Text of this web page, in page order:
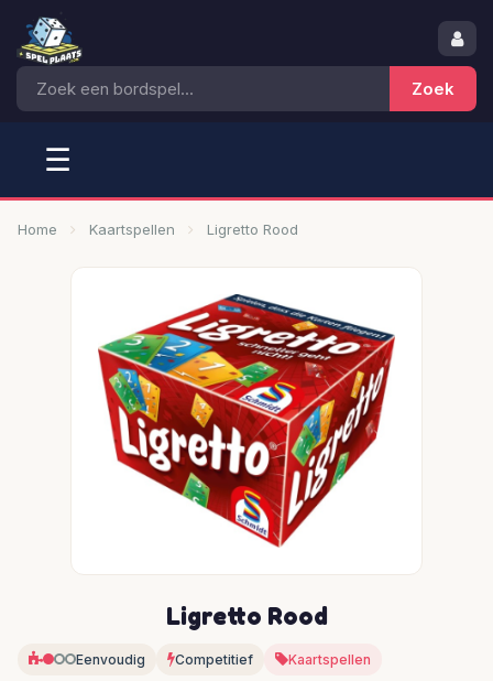
☰
Home Kaartspellen Ligretto Rood
Ligretto Rood
Eenvoudig Competitief Kaartspellen